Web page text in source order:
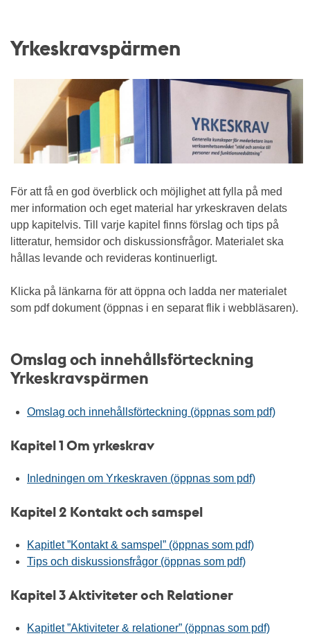
Yrkeskravspärmen
För att få en god överblick och möjlighet att fylla på med
mer information och eget material har yrkeskraven delats
upp kapitelvis. Till varje kapitel finns förslag och tips på
litteratur, hemsidor och diskussionsfrågor. Materialet ska
hållas levande och revideras kontinuerligt.
Klicka på länkarna för att öppna och ladda ner materialet
som pdf dokument (öppnas i en separat flik i webbläsaren).
Omslag och innehållsförteckning
Yrkeskravspärmen
Omslag och innehållsförteckning (öppnas som pdf)
Kapitel 1 Om yrkeskrav
Inledningen om Yrkeskraven (öppnas som pdf)
Kapitel 2 Kontakt och samspel
Kapitlet ”Kontakt & samspel” (öppnas som pdf)
Tips och diskussionsfrågor (öppnas som pdf)
Kapitel 3 Aktiviteter och Relationer
Kapitlet ”Aktiviteter & relationer” (öppnas som pdf)